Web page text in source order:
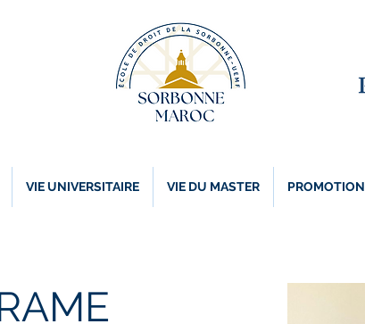
VIE UNIVERSITAIRE VIE DU MASTER PROMOTION